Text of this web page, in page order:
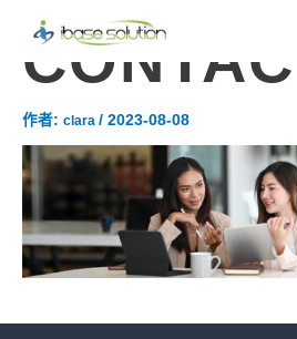
作者: clara / 2023-08-08